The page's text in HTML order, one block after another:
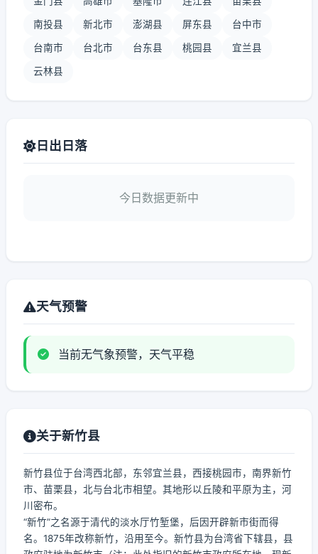
南投县 新北市 澎湖县 屏东县 台中市
台南市 台北市 台东县 桃园县 宜兰县
云林县
日出日落
今日数据更新中
天气预警
当前无气象预警，天气平稳
关于新竹县
新竹县位于台湾西北部，东邻宜兰县，西接桃园市，南界新竹
市、苗栗县，北与台北市相望。其地形以丘陵和平原为主，河
川密布。
“新竹”之名源于清代的淡水厅竹堑堡，后因开辟新市街而得
名。1875年改称新竹，沿用至今。新竹县为台湾省下辖县，县